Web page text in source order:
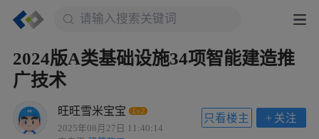
2024版A类基础设施34项智能建造推
广技术
旺旺雪米宝宝 Lv.2
2025年08月27日 11:40:14
+ 关注
只看楼主